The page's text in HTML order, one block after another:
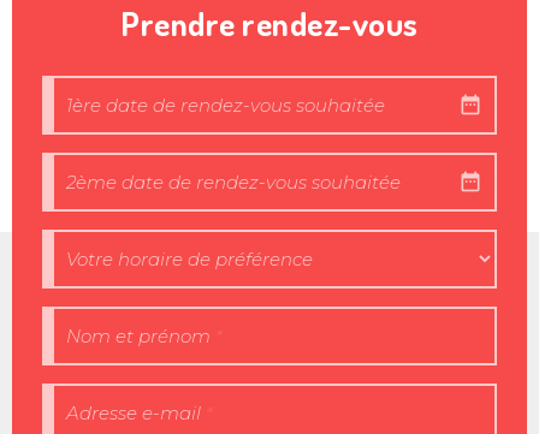
Prendre rendez-vous
1ère date de rendez-vous souhaitée
2ème date de rendez-vous souhaitée
Votre horaire de préférence
Nom et prénom *
Adresse e-mail *